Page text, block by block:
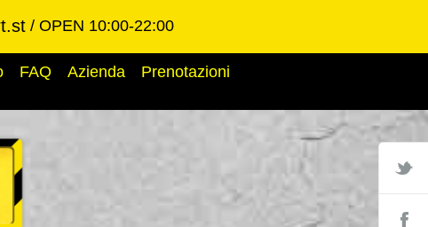
OPEN 10:00-22:00
FAQ Azienda
Prenotazioni